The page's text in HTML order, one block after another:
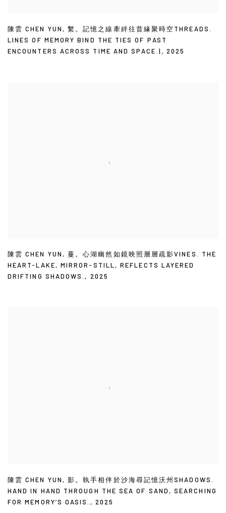
陳雲 CHEN YUN ,繫。記憶之線牽絆往昔緣聚時空THREADS.
LINES OF MEMORY BIND THE TIES OF PAST
ENCOUNTERS ACROSS TIME AND SPACE.| , 2025
陳雲 CHEN YUN ,蔓。心湖幽然如鏡映照層層疏影VINES. THE
HEART-LAKE, MIRROR-STILL,REFLECTS LAYERED
DRIFTING SHADOWS. , 2025
陳雲 CHEN YUN ,影。執手相伴於沙海尋記憶沃州SHADOWS.
HAND IN HAND THROUGH THE SEA OF SAND ,SEARCHING
FOR MEMORY’S OASIS. , 2025